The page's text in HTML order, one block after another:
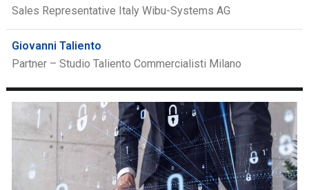
Sales Representative Italy Wibu-Systems AG
Giovanni Taliento
Partner – Studio Taliento Commercialisti Milano